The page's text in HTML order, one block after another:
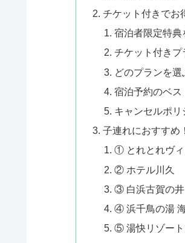
チケット付きでお
宿泊者限定特典
チケット付き
どのプランを
宿泊予約のベ
キャンセルポ
子連れにおすすめ
① とれとれヴ
② ホテル川久
③ 白浜古賀の
④ 浜千鳥の湯
⑤ 湯快リゾー